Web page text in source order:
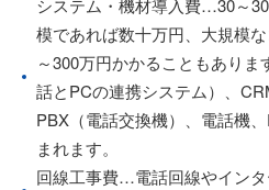
システム・機材導入費…30～
模であれば数十万円、大規模
～300万円かかることもあり
話とPCの連携システム）、
PBX（電話交換機）、電話機
まれます。
回線工事費…電話回線やイン